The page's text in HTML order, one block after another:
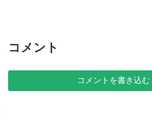
コメント
コメントを書き込む